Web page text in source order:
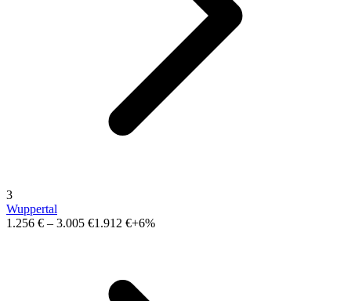
3
Wuppertal
1.256 € – 3.005 €1.912 €+6%